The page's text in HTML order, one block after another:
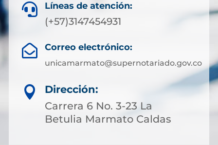
 Líneas de atención:
(+57)3147454931
 Correo electrónico:
unicamarmato@supernotariado.gov.co

Dirección:
Carrera 6 No. 3-23 La
Betulia Marmato Caldas